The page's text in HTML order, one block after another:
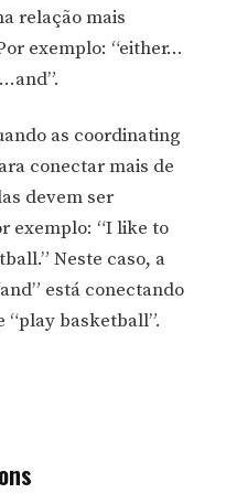
relação mais
exemplo: “either…
as coordinating
conectar mais de
devem ser
exemplo: “I like to
Neste caso, a
está conectando
“play basketball”.